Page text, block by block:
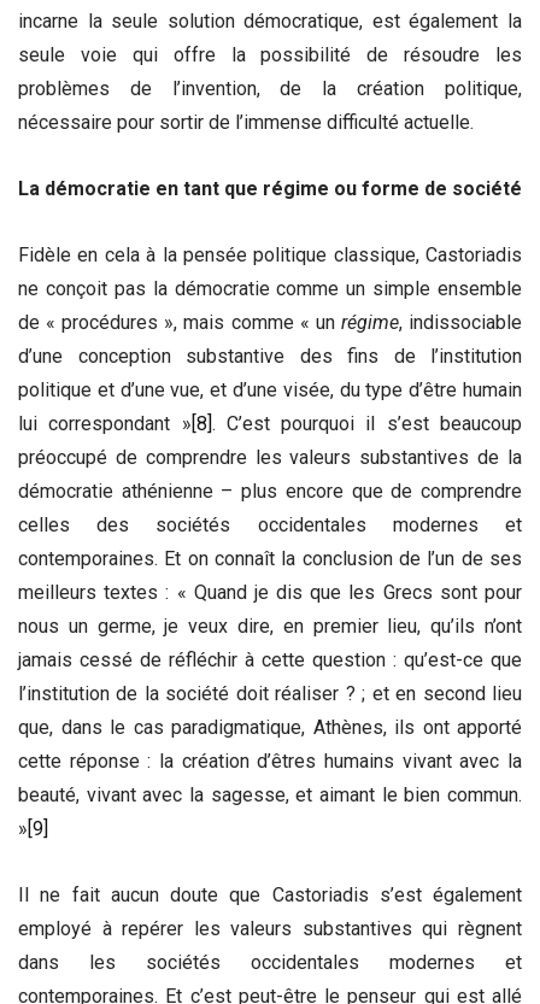
incarne la seule solution démocratique, est également la
seule voie qui offre la possibilité de résoudre les
problèmes de l’invention, de la création politique,
nécessaire pour sortir de l’immense difficulté actuelle.
La démocratie en tant que régime ou forme de société
Fidèle en cela à la pensée politique classique, Castoriadis
ne conçoit pas la démocratie comme un simple ensemble
de « procédures », mais comme « un régime, indissociable
d’une conception substantive des fins de l’institution
politique et d’une vue, et d’une visée, du type d’être humain
lui correspondant »[8]. C’est pourquoi il s’est beaucoup
préoccupé de comprendre les valeurs substantives de la
démocratie athénienne – plus encore que de comprendre
celles des sociétés occidentales modernes et
contemporaines. Et on connaît la conclusion de l’un de ses
meilleurs textes : « Quand je dis que les Grecs sont pour
nous un germe, je veux dire, en premier lieu, qu’ils n’ont
jamais cessé de réfléchir à cette question : qu’est-ce que
l’institution de la société doit réaliser ? ; et en second lieu
que, dans le cas paradigmatique, Athènes, ils ont apporté
cette réponse : la création d’êtres humains vivant avec la
beauté, vivant avec la sagesse, et aimant le bien commun.
»[9]
Il ne fait aucun doute que Castoriadis s’est également
employé à repérer les valeurs substantives qui règnent
dans les sociétés occidentales modernes et
contemporaines. Et c’est peut-être le penseur qui est allé